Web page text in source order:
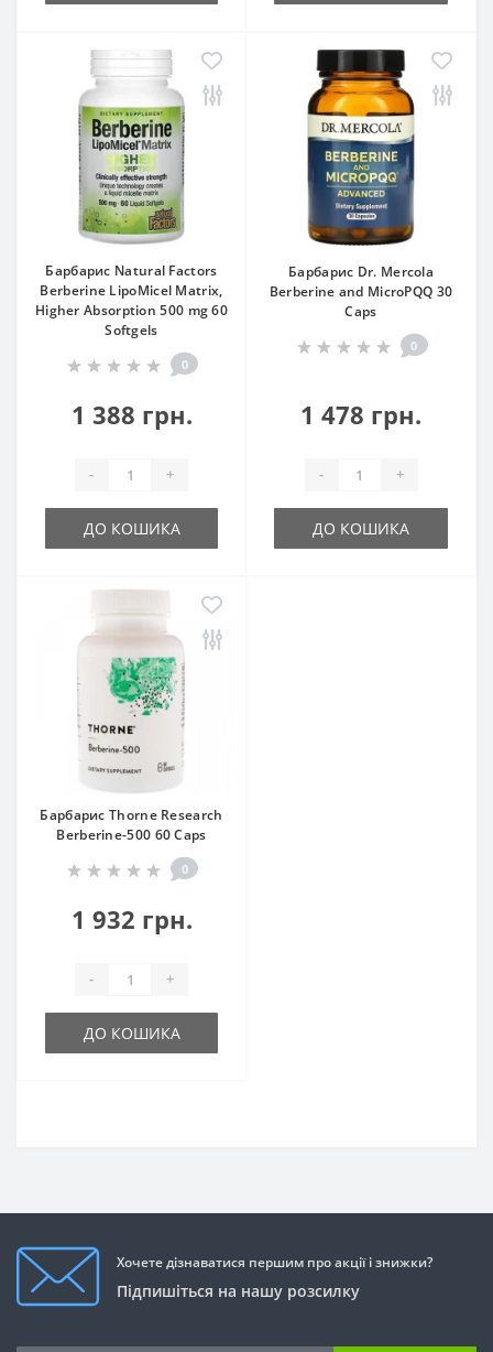
Барбарис Natural Factors
Berberine LipoMicel Matrix,
Higher Absorption 500 mg 60
Softgels
0
1 388 грн.
- +
ДО КОШИКА
Барбарис Dr. Mercola
Berberine and MicroPQQ 30
Caps
0
1 478 грн.
- +
ДО КОШИКА
Барбарис Thorne Research
Berberine-500 60 Caps
0
1 932 грн.
- +
ДО КОШИКА
Хочете дізнаватися першим про акції і знижки?
Підпишіться на нашу розсилку